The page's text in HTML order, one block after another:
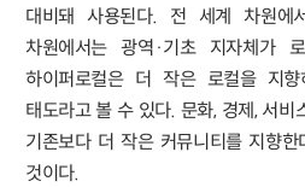
대비돼 사용된다. 전 세계 차원에
차원에서는 광역·기초 지자체가
하이퍼로컬은 더 작은 로컬을 지
태도라고 볼 수 있다. 문화, 경제, 서비
기존보다 더 작은 커뮤니티를 지향
것이다.